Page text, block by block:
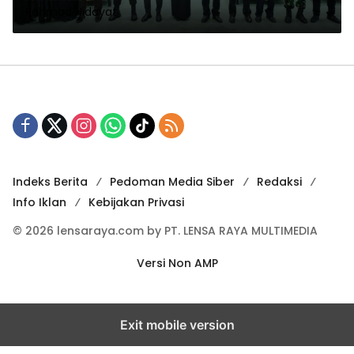
Aceh Timur
Rahmad Hidayat
Indeks Berita Pedoman Media Siber
Redaksi
Info Iklan
Kebijakan Privasi
© 2026 lensaraya.com by PT. LENSA RAYA MULTIMEDIA
Versi Non AMP
Exit mobile version